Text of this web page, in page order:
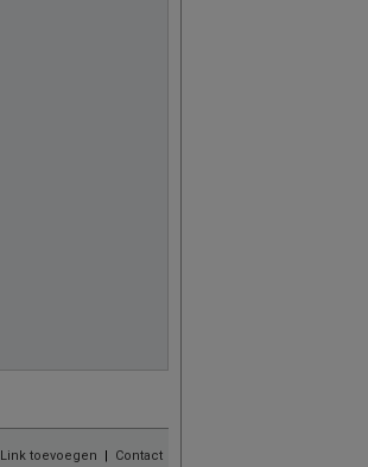
Link toevoegen | Contact